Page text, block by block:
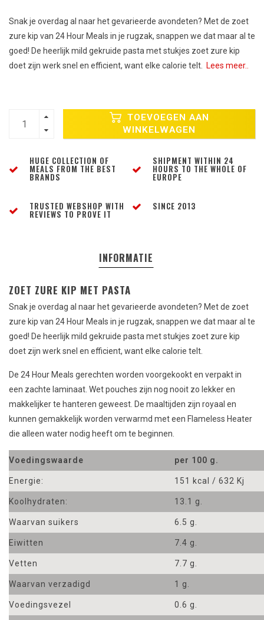
Snak je overdag al naar het gevarieerde avondeten? Met de zoet
zure kip van 24 Hour Meals in je rugzak, snappen we dat maar al te
goed! De heerlijk mild gekruide pasta met stukjes zoet zure kip
doet zijn werk snel en efficient, want elke calorie telt. Lees meer..
TOEVOEGEN AAN
WINKELWAGEN
HUGE COLLECTION OF
MEALS FROM THE BEST
BRANDS
SHIPMENT WITHIN 24
HOURS TO THE WHOLE OF
EUROPE
TRUSTED WEBSHOP WITH
REVIEWS TO PROVE IT
SINCE 2013
INFORMATIE
ZOET ZURE KIP MET PASTA
Snak je overdag al naar het gevarieerde avondeten? Met de zoet
zure kip van 24 Hour Meals in je rugzak, snappen we dat maar al te
goed! De heerlijk mild gekruide pasta met stukjes zoet zure kip
doet zijn werk snel en efficient, want elke calorie telt.
De 24 Hour Meals gerechten worden voorgekookten verpakt in
een zachte laminaat. Wetpouches zijn nog nooit zo lekkeren
makkelijkerte hanteren geweest. De maaltijden zijn royaal en
kunnen gemakkelijk worden verwarmd met een Flameless Heater
die alleen water nodig heeft om te beginnen.
Voedingswaarde per 100 g.
Energie: 151 kcal / 632 Kj
Koolhydraten: 13.1 g.
Waarvan suikers 6.5 g.
Eiwitten 7.4 g.
Vetten 7.7 g.
Waarvan verzadigd 1 g.
Voedingsvezel 0.6 g.